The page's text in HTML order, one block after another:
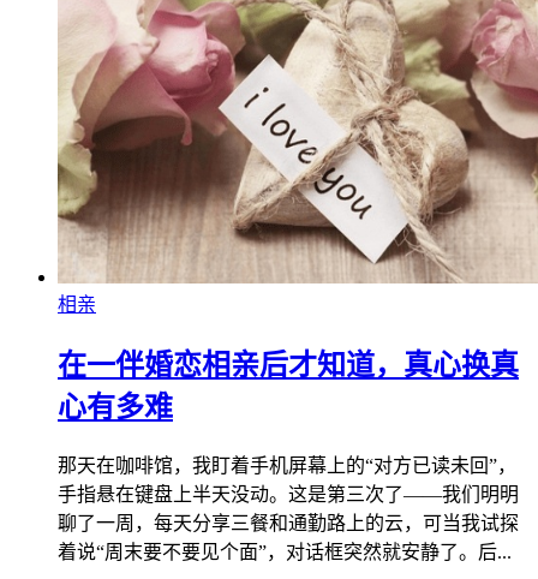
相亲
在一伴婚恋相亲后才知道，真心换真
心有多难
那天在咖啡馆，我盯着手机屏幕上的“对方已读未回”，
手指悬在键盘上半天没动。这是第三次了——我们明明
聊了一周，每天分享三餐和通勤路上的云，可当我试探
着说“周末要不要见个面”，对话框突然就安静了。后...